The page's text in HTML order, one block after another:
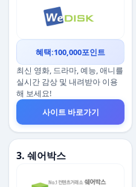
혜택:100,000포인트
최신 영화, 드라마, 예능, 애니를
실시간 감상 및 내려받아 이용
해 보세요!
사이트 바로가기
3. 쉐어박스